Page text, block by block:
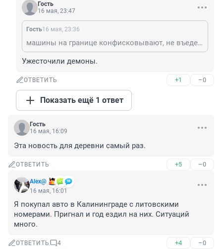
Гость
16 мая, 23:47
Гость16 мая, 23:36
машины на границе конфисковывают, не въедешь туда с российскими номерами
Ужесточили демоны.
ОТВЕТИТЬ +1 –0
Показать ещё 1 ответ
Гость
16 мая, 16:09
Эта новость для деревни самый раз.
ОТВЕТИТЬ +5 –0
Alex@
16 мая, 16:01
Я покупал авто в Калининграде с литовскими
номерами. Пригнал и год ездил на них. Ситуаций
много.
ОТВЕТИТЬ 4 +4 –0